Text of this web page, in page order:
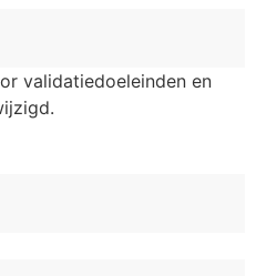
validatiedoeleinden en